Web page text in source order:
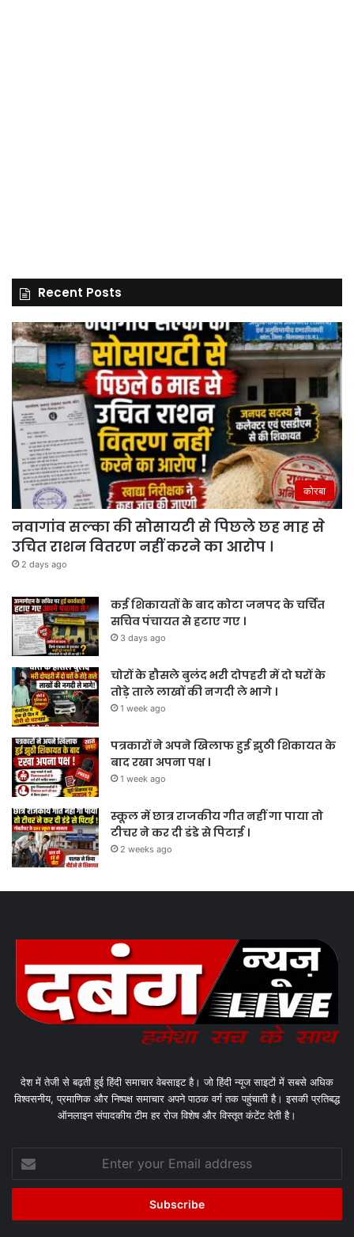
Recent Posts
कोरबा
नवागांव सल्का की सोसायटी से पिछले छह माह से
उचित राशन वितरण नहीं करने का आरोप ।
2 days ago
कई शिकायतों के बाद कोटा जनपद के चर्चित
सचिव पंचायत से हटाए गए ।
3 days ago
चोरों के हौसले बुलंद भरी दोपहरी में दो घरों के
तोड़े ताले लाखों की नगदी ले भागे ।
1 week ago
पत्रकारों ने अपने खिलाफ हुई झुठी शिकायत के
बाद रखा अपना पक्ष ।
1 week ago
स्कूल में छात्र राजकीय गीत नहीं गा पाया तो
टीचर ने कर दी डंडे से पिटाई ।
2 weeks ago
देश में तेजी से बढ़ती हुई हिंदी समाचार वेबसाइट है। जो हिंदी न्यूज साइटों में सबसे अधिक
विश्वसनीय, प्रमाणिक और निष्पक्ष समाचार अपने पाठक वर्ग तक पहुंचाती है। इसकी प्रतिबद्ध
ऑनलाइन संपादकीय टीम हर रोज विशेष और विस्तृत कंटेंट देती है।
your
Email